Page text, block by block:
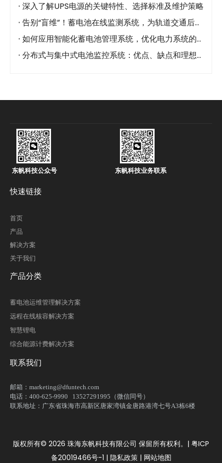
深入了解UPS电源的关键特性、选择标准及维护策略
告别“盲维”！蓄电池在线监测系统，为轨道交通后备电源装上“千里眼”
如何应用智能化蓄电池管理系统，优化电力系统的运行效率？
分布式与集中式电池监控系统：优点、缺点和理想用例
东帆科技公众号 东帆科技业务联系
快速链接
首页
产品
解决方案
关于我们
产品分类
蓄电池运维管理解决方案
远程在线核容解决方案
智慧锂电
综合能源计费解决方案
联系我们
邮箱：marketing@dfuntech.com
电话：400-625-9990 13527291995（微信同号）
联系地址：广东省珠海市高新区唐家湾镇金唐路港湾七号A3栋6楼
版权所有© 2026 珠海东帆科技有限公司 保留所有权利。| 粤ICP
备20019466号-1 | 隐私政策| 网站地图